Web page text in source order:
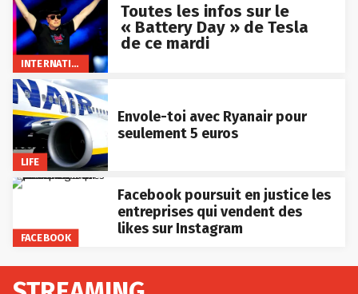
INTERNATIONAL
Toutes les infos sur le
« Battery Day » de Tesla
de ce mardi
LIFE
Envole-toi avec Ryanair pour
seulement 5 euros
FACEBOOK
Facebook poursuit en justice les
entreprises qui vendent des
likes sur Instagram